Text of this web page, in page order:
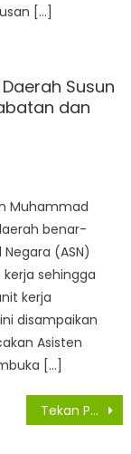
[…]
Susun
dan
Muhammad
benar-
(ASN)
sehingga
kerja
disampaikan
Asisten
[…]
Tekan Penularan Covid-19, Gerakan Disiplin Protokol Kesehatan Terus Digalakkan, Banyak Warga Kena Sanksi Disiplin